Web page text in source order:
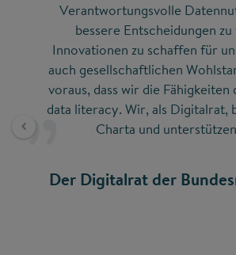
Verantwortungsvolle
bessere Entscheidungen
Innovationen zu schaffen für
auch gesellschaftlichen
voraus, dass wir die Fähigkeiten
data literacy. Wir, als Digitalrat,
Charta und
Der Digitalrat der